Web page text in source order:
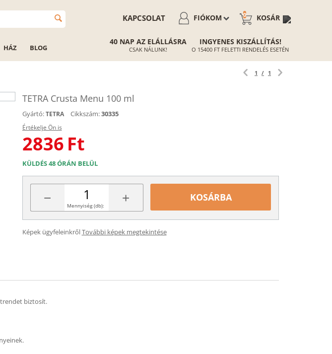
KOSÁR
0
FIÓKOM
KAPCSOLAT
HÁZ BLOG
40 NAP AZ ELÁLLÁSRA
CSAK NÁLUNK!
INGYENES KISZÁLLÍTÁS!
O 15400 FT FELETTI RENDELÉS ESETÉN
1 / 1
TETRA Crusta Menu 100 ml
Gyártó: TETRA Cikkszám:30335
Értékelje Ön is
2836 Ft
KÜLDÉS 48 ÓRÁN BELÜL
− +
Mennyiség (db):
KOSÁRBA
Képek ügyfeleinkrőlTovábbi képek megtekintése
biztosít.